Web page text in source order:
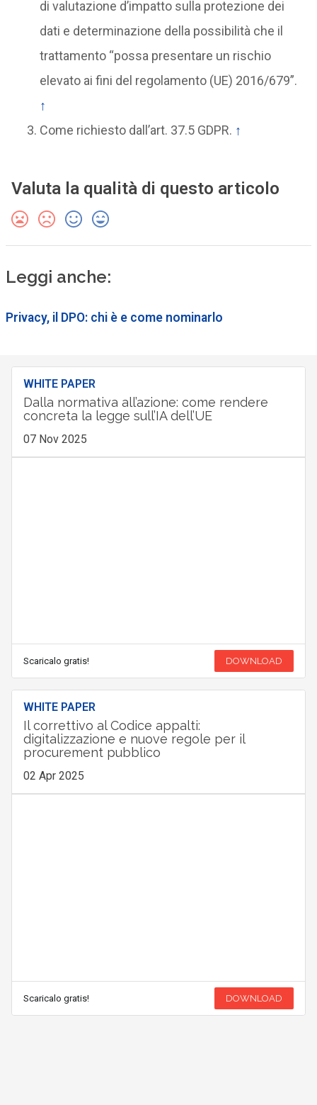
di valutazione d’impatto sulla protezione dei
dati e determinazione della possibilità che il
trattamento “possa presentare un rischio
elevato ai fini del regolamento (UE) 2016/679”.
↑
Come richiesto dall’art. 37.5 GDPR. ↑
Valuta la qualità di questo articolo
Leggi anche:
Privacy, il DPO: chi è e come nominarlo
WHITE PAPER
Dalla normativa all’azione: come rendere
concreta la legge sull’IA dell’UE
07 Nov 2025
Scaricalo gratis! DOWNLOAD
WHITE PAPER
Il correttivo al Codice appalti:
digitalizzazione e nuove regole per il
procurement pubblico
02 Apr 2025
Scaricalo gratis! DOWNLOAD